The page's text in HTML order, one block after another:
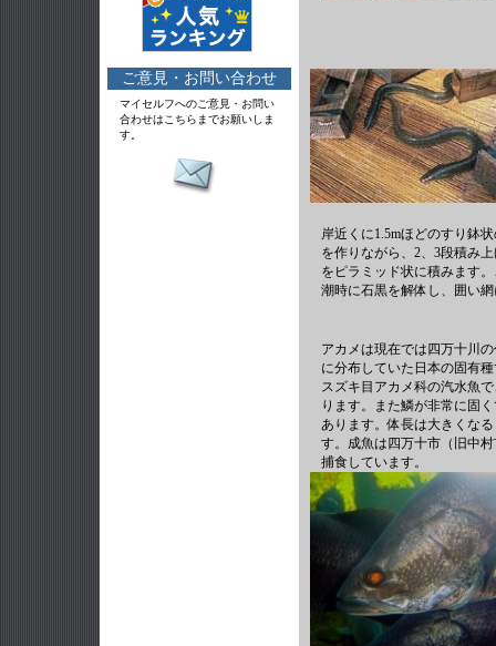
ご意見・お問い合わせ
マイセルフへのご意見・お問い
合わせはこちらまでお願いしま
す。
岸近くに1.5mほどのすり鉢
を作りながら、2、3段積み
をピラミッド状に積みます
潮時に石黒を解体し、囲い
アカメは現在では四万十川
に分布していた日本の固有
スズキ目アカメ科の汽水魚
ります。また鱗が非常に固
あります。体長は大きくな
す。成魚は四万十市（旧中
捕食しています。